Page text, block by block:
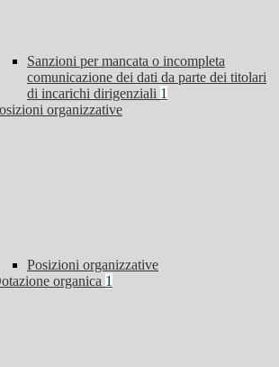
Sanzioni per mancata o incompleta
comunicazione dei dati da parte dei titolari
di incarichi dirigenziali 1
organizzative
Posizioni organizzative
organica 1